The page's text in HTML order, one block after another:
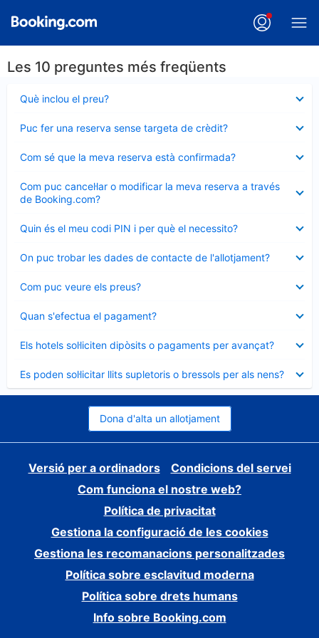
Les 10 preguntes més freqüents
Què inclou el preu?
tancat
Puc fer una reserva sense targeta de crèdit?
tancat
Com sé que la meva reserva està confirmada?
tancat
Com puc cancel·lar o modificar la meva reserva a través
de Booking.com?
tancat
Quin és el meu codi PIN i per què el necessito?
tancat
On puc trobar les dades de contacte de l'allotjament?
tancat
Com puc veure els preus?
tancat
Quan s'efectua el pagament?
tancat
Els hotels sol·liciten dipòsits o pagaments per avançat?
tancat
Es poden sol·licitar llits supletoris o bressols per als nens?
tancat
Dona d'alta un allotjament
Versió per a ordinadors
Condicions del servei
Com funciona el nostre web?
Política de privacitat
Gestiona la configuració de les cookies
Gestiona les recomanacions personalitzades
Política sobre esclavitud moderna
Política sobre drets humans
Info sobre Booking.com